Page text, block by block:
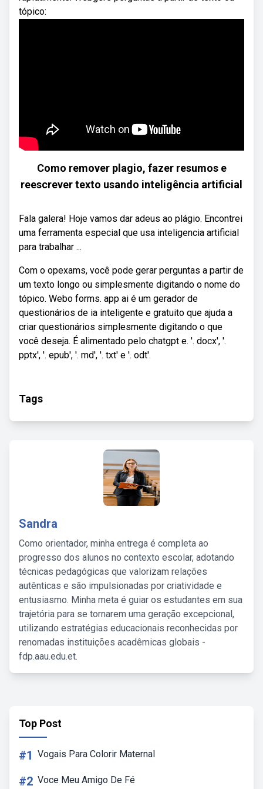
tópico:
Como remover plagio, fazer resumos e
reescrever texto usando inteligência artificial
Fala galera! Hoje vamos dar adeus ao plágio. Encontrei
uma ferramenta especial que usa inteligencia artificial
para trabalhar ...
Com o opexams, você pode gerar perguntas a partir de
um texto longo ou simplesmente digitando o nome do
tópico. Webo forms. app ai é um gerador de
questionários de ia inteligente e gratuito que ajuda a
criar questionários simplesmente digitando o que
você deseja. É alimentado pelo chatgpt e. '. docx', '.
pptx', '. epub', '. md', '. txt' e '. odt'.
Tags
Sandra
Como orientador, minha entrega é completa ao
progresso dos alunos no contexto escolar, adotando
técnicas pedagógicas que valorizam relações
autênticas e são impulsionadas por criatividade e
entusiasmo. Minha meta é guiar os estudantes em sua
trajetória para se tornarem uma geração excepcional,
utilizando estratégias educacionais reconhecidas por
renomadas instituições acadêmicas globais -
fdp.aau.edu.et.
Top Post
#1 Vogais Para Colorir Maternal
#2 Voce Meu Amigo De Fé